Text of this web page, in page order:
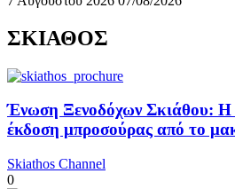
ΣΚΙΑΘΟΣ
Ένωση Ξενοδόχων Σκιάθου:
έκδοση μπροσούρας από το
Skiathos Channel
0